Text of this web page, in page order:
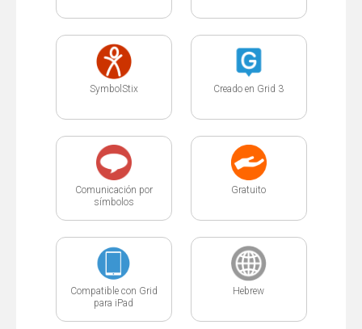
SymbolStix Creado en Grid 3
Comunicación por
símbolos
Gratuito
Compatible con Grid
para iPad
Hebrew